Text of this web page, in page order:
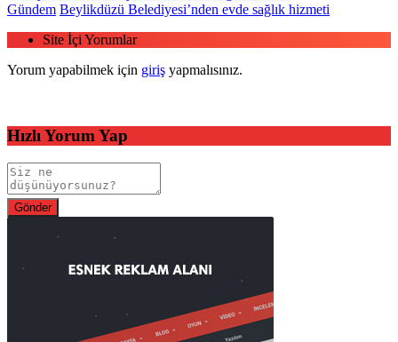
Gündem Beylikdüzü Belediyesi’nden evde sağlık hizmeti
Site İçi Yorumlar
Yorum yapabilmek için giriş yapmalısınız.
Hızlı Yorum Yap